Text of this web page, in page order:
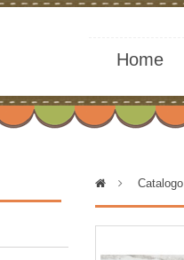
Home
> Catalogo